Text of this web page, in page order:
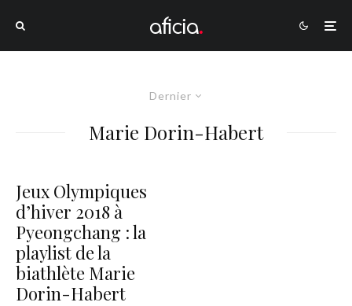
Dernier
Marie Dorin-Habert
Jeux Olympiques
d’hiver 2018 à
Pyeongchang : la
playlist de la
biathlète Marie
Dorin-Habert